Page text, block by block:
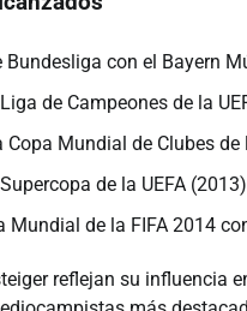
Bundesliga con el Bayern
de Campeones de la
Copa Mundial de Clubes de
de la UEFA (2013)
Mundial de la FIFA 2014
reflejan su influencia